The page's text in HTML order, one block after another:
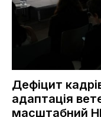
Дефіцит
адаптація
масштабний